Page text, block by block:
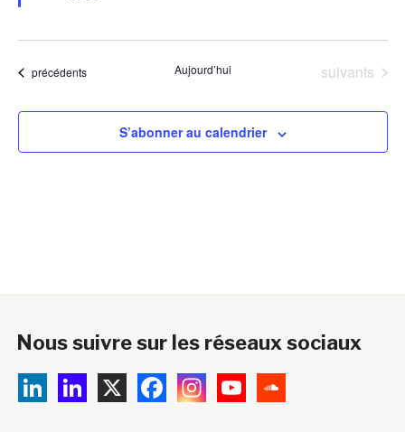
Évènements
précédents Aujourd’hui Évènements
suivants
S’abonner au calendrier
Nous suivre sur les réseaux sociaux